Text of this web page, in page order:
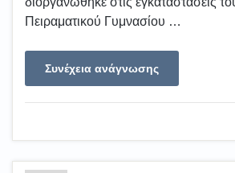
Πειραματικού Γυμνασίου …
Συνέχεια ανάγνωσης